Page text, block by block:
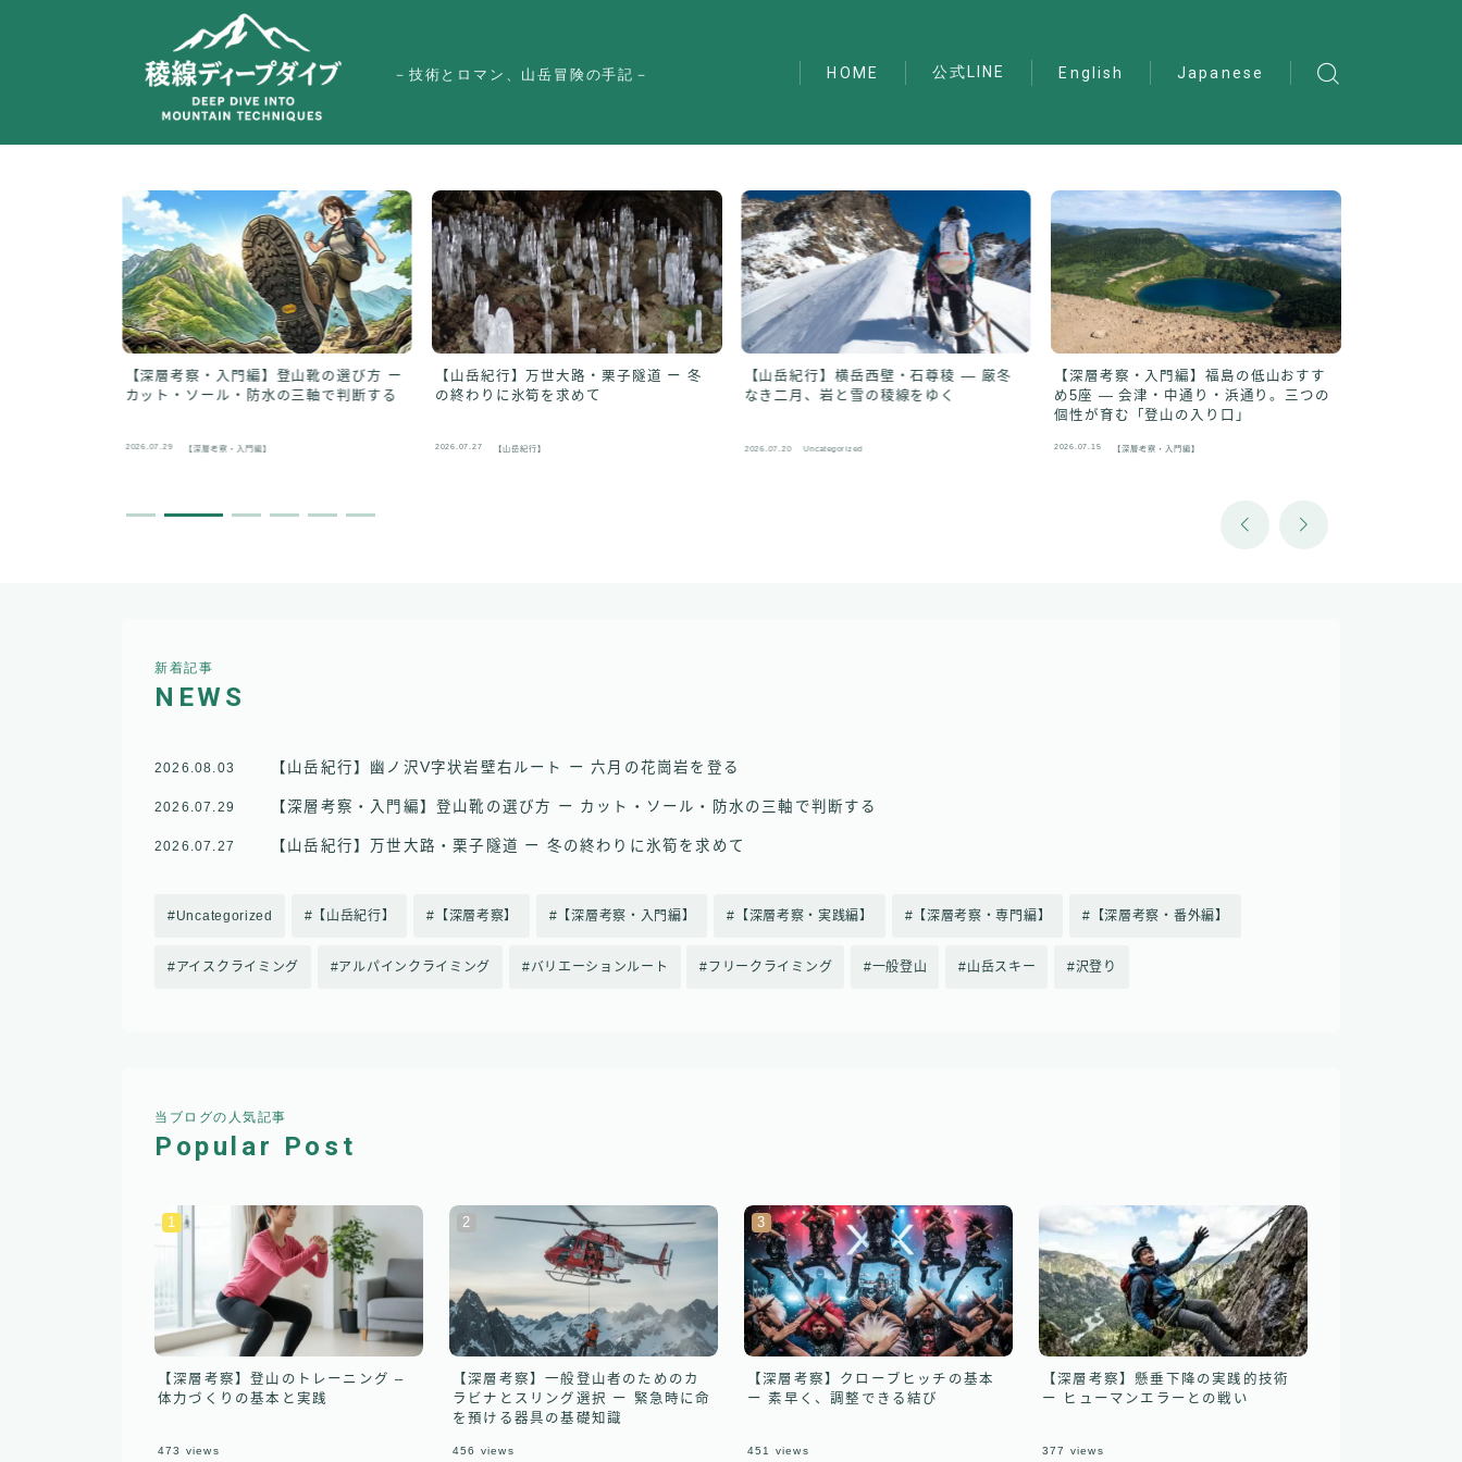
－技術とロマン、山岳冒険の手記－ HOME 公式LINE English Japanese
【深層考察・入門編】登山靴の選び方 ー
カット・ソール・防水の三軸で判断する
2026.07.29 【深層考察・入門編】
【山岳紀行】万世大路・栗子隧道 ー 冬
の終わりに氷筍を求めて
2026.07.27 【山岳紀行】
【山岳紀行】横岳西壁・石尊稜 ― 厳冬
なき二月、岩と雪の稜線をゆく
2026.07.20 Uncategorized
【深層考察・入門編】福島の低山おすす
め5座 ― 会津・中通り・浜通り。三つの
個性が育む「登山の入り口」
2026.07.15 【深層考察・入門編】
新着記事
NEWS
【山岳紀行】幽ノ沢V字状岩壁右ルート ー 六月の花崗岩を登る
2026.08.03
【深層考察・入門編】登山靴の選び方 ー カット・ソール・防水の三軸で判断する
2026.07.29
【山岳紀行】万世大路・栗子隧道 ー 冬の終わりに氷筍を求めて
2026.07.27
Uncategorized 【山岳紀行】 【深層考察】 【深層考察・入門編】 【深層考察・実践編】 【深層考察・専門編】 【深層考察・番外編】
アイスクライミング アルパインクライミング バリエーションルート フリークライミング 一般登山 山岳スキー 沢登り
当ブログの人気記事
Popular Post
【深層考察】登山のトレーニング –
体力づくりの基本と実践
473 views
【深層考察】一般登山者のためのカ
ラビナとスリング選択 ー 緊急時に命
を預ける器具の基礎知識
456 views
【深層考察】クローブヒッチの基本
ー 素早く、調整できる結び
451 views
【深層考察】懸垂下降の実践的技術
ー ヒューマンエラーとの戦い
377 views